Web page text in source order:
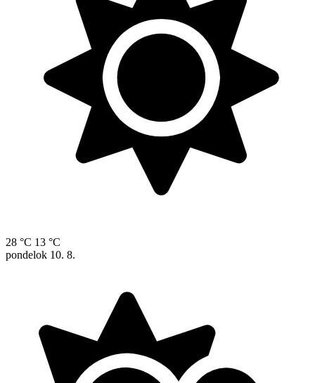
28 °C 13 °C
pondelok 10. 8.